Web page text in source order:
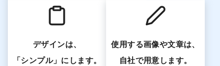
デザインは、
「シンプル」にします。
使用する画像や文章は、
自社で用意します。